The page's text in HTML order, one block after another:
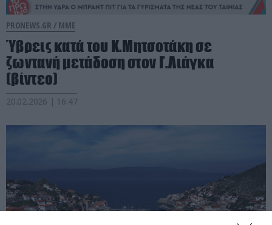
PRONEWS.GR / ΜΜΕ
Ύβρεις κατά του Κ.Μητσοτάκη σε
ζωντανή μετάδοση στον Γ.Λιάγκα
(βίντεο)
20.02.2026 | 16:47